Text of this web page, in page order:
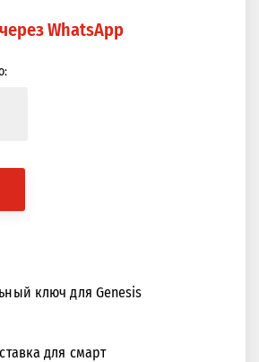
WhatsApp
ключ для Genesis
для смарт